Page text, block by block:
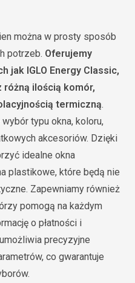
można w prosty sposób
potrzeb. Oferujemy
jak IGLO Energy Classic,
różną ilością komór,
termiczną.
typu okna, koloru,
akcesoriów. Dzięki
idealne okna
plastikowe, które będą nie
Zapewniamy również
pomogą na każdym
o płatności i
precyzyjne
co gwarantuje